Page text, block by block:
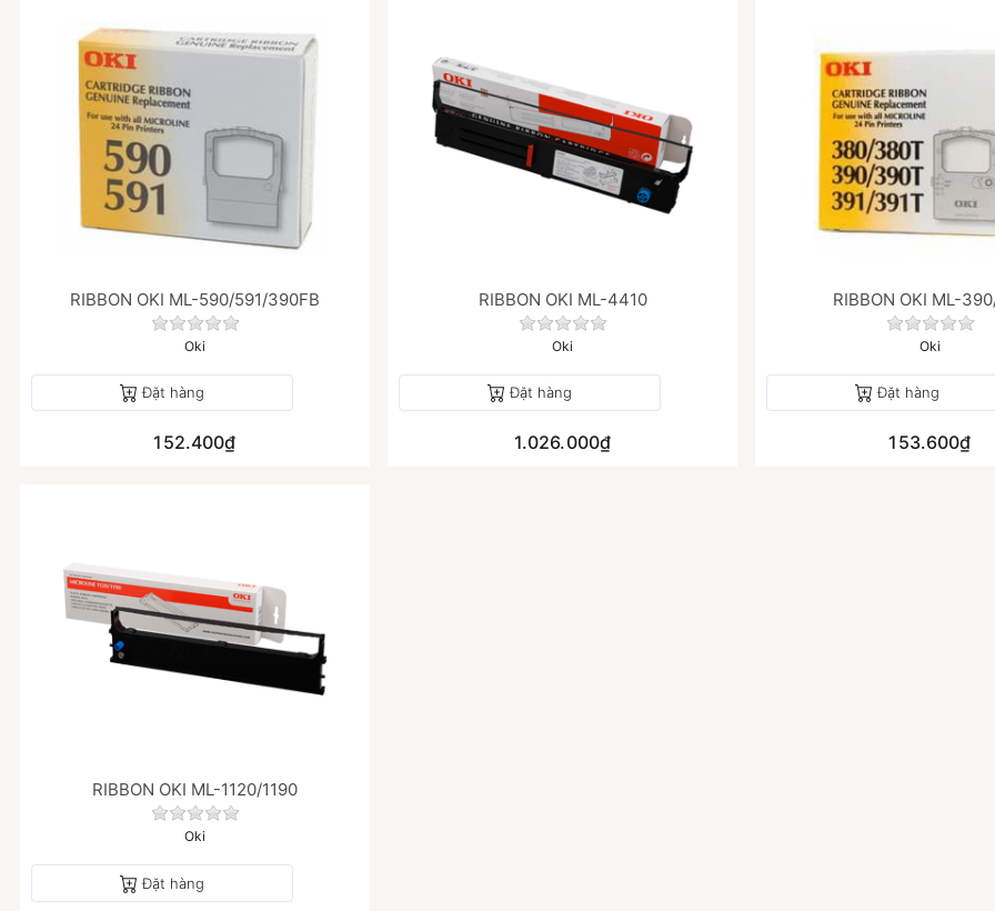
RIBBON OKI ML-590/591/390FB
Chưa có đánh giá nào cho sản phẩm này.
Oki
Đặt hàng
152.400₫
RIBBON OKI ML-4410
Chưa có đánh giá nào cho sản phẩm này.
Oki
Đặt hàng
1.026.000₫
RIBBON OKI ML-
Chưa có
Oki
Đặt hàng
153.600₫
RIBBON OKI ML-1120/1190
Chưa có đánh giá nào cho sản phẩm này.
Oki
Đặt hàng